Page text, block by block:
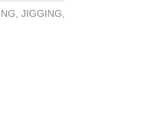
, JIGGING,